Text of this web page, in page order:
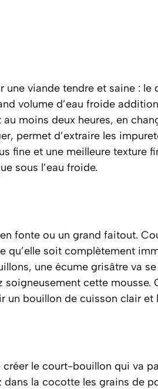
viande tendre et saine : le
volume d’eau froide
moins deux heures, en
, permet d’extraire les
fine et une meilleure texture
sous l’eau froide.
fonte ou un grand faitout.
qu’elle soit complètement
une écume grisâtre va
cette mousse.
un bouillon de cuisson clair et
créer le court-bouillon qui va
la cocotte les grains de